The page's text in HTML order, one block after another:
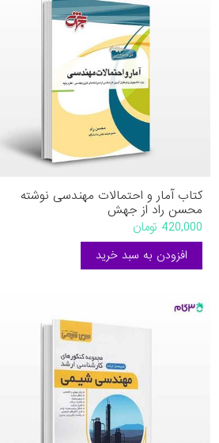
کتاب آمار و احتمالات مهندسی نوشته
محسن راد از جهش
420,000 تومان